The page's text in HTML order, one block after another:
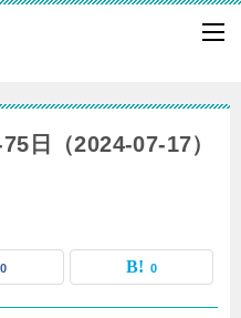
日（2024-07-17）
0 0